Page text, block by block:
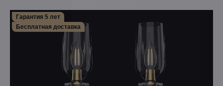
Гарантия 5 лет
Бесплатная доставка